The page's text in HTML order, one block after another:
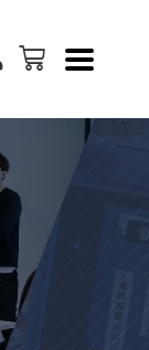
購
物